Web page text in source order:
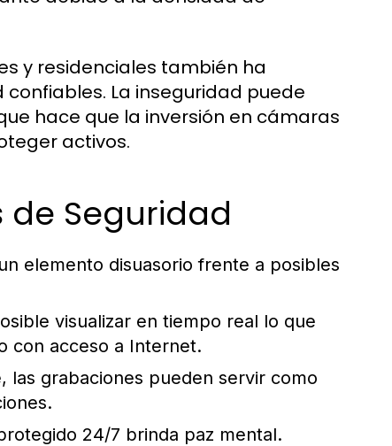
y residenciales también ha
La inseguridad puede
hace que la inversión en cámaras
activos.
de Seguridad
elemento disuasorio frente a posibles
visualizar en tiempo real lo que
con acceso a Internet.
las grabaciones pueden servir como
24/7 brinda paz mental.